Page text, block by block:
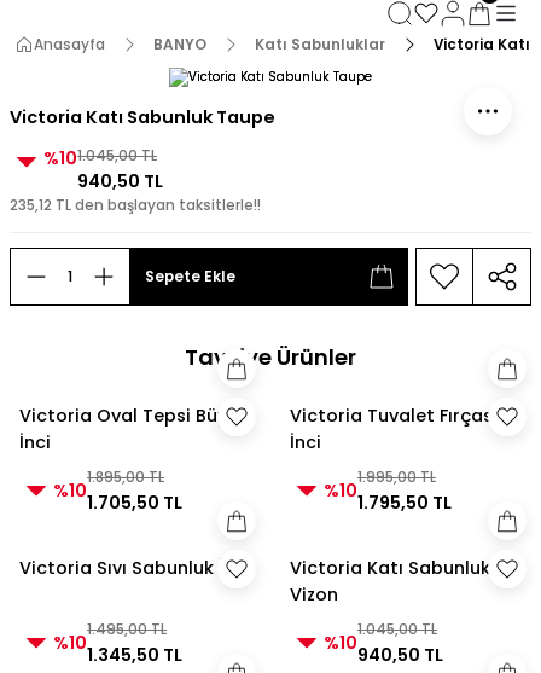
3000 TL ve Üzeri Alışverişlerde Kargo Bedava! 2
3000 TL ve Üzeri Alışverişlerde Kargo Bedava!
3000 TL ve Üzeri Alışverişlerde Kargo Bedava!
Anasayfa BANYO Katı Sabunluklar Victoria Katı
Victoria Katı Sabunluk Taupe
%101.045,00 TL
940,50 TL
235,12 TL den başlayan taksitlerle!!
Sepete Ekle
Tavsiye Ürünler
Victoria Oval Tepsi Büyük
İnci
%10
1.895,00 TL
1.705,50 TL
Victoria Tuvalet Fırçası
İnci
%10
1.995,00 TL
1.795,50 TL
Victoria Sıvı Sabunluk İnci
%10
1.495,00 TL
1.345,50 TL
Victoria Katı Sabunluk
Vizon
%10
1.045,00 TL
940,50 TL